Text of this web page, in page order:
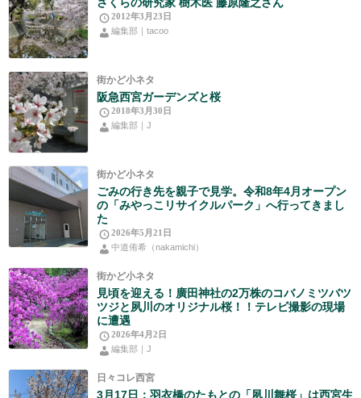
さくらの研究家 樹木医 藤原隆之さん
2012年3月23日
編集部｜tacoo
街かど小ネタ
阪急西宮ガーデンズと桜
2018年3月30日
編集部｜J
街かど小ネタ
ごみの行き先を親子で見学。令和8年4月オープン
の「みやっこリサイクルパーク」へ行ってきまし
た
2026年5月21日
中道侑希（nakamichi）
街かど小ネタ
見頃を迎える！廣田神社の2万株のコバノミツバツ
ツジと夙川のオリジナル桜！！テレビ撮影の現場
に遭遇
2026年4月2日
編集部｜J
日々コレ西宮
3月17日：羽衣橋のたもとの「夙川舞桜」は西宮生